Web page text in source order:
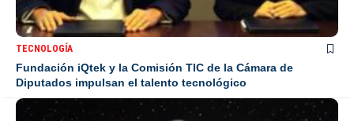
TECNOLOGÍA
Fundación iQtek y la Comisión TIC de la Cámara de
Diputados impulsan el talento tecnológico